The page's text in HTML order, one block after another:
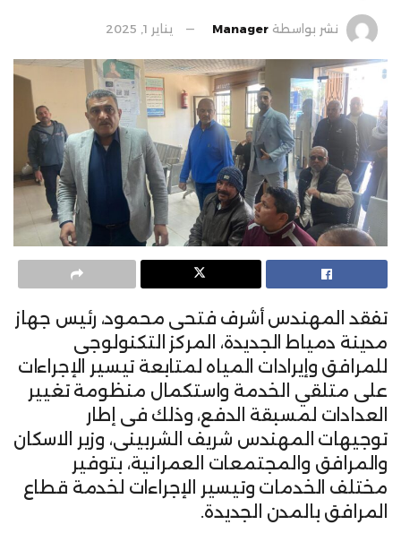
نشر بواسطة Manager يناير 1, 2025
تفقد المهندس أشرف فتحى محمود، رئيس جهاز
مدينة دمياط الجديدة، المركز التكنولوجى
للمرافق وإيرادات المياه لمتابعة تيسير الإجراءات
على متلقي الخدمة واستكمال منظومة تغيير
العدادات لمسبقة الدفع، وذلك فى إطار
توجيهات المهندس شريف الشربينى، وزير الاسكان
والمرافق والمجتمعات العمرانية، بتوفير
مختلف الخدمات وتيسير الإجراءات لخدمة قطاع
المرافق بالمدن الجديدة.